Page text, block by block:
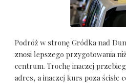
Podróż w stronę Gródka nad
znosi lepszego przygotowania
centrum. Trochę inaczej
adres, a inaczej kurs poza ścisłe